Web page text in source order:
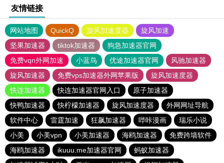
友情链接
网站地图 QuickQ 旋风加速度器
旋风加速
坚果加速器
tiktok加速器
狗急加速器官网
免费vqn外网加速
小蓝鸟 优途加速器官网
风驰加速器
旋风加速器
免费vps加速器外网苹果版
旋风加速度器
快连加速器
快连加速器官网入口
原子加速器
快鸭加速器
快柠檬加速器 旋风加速度器
外网网址导航
软件中心
雷霆加速 狂飙加速器 哔咔漫画
瑞乐小说
小美
小美vpn 小美加速器 海鸥加速器
免费跨墙软件
海鸥加速器
ikuuu.me加速器官网
蚂蚁加速器